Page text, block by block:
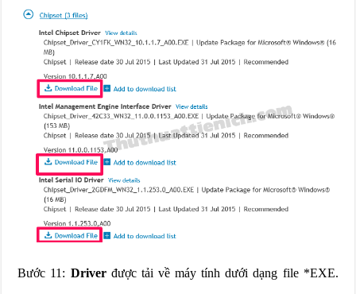
Bước 11: Driverđược tải về máy tính dưới dạng file *EXE.